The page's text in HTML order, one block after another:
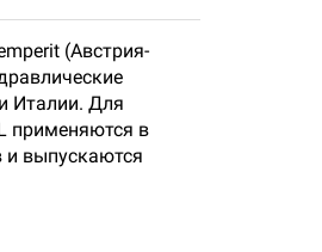
(Австрия-
Италии. Для
применяются в
и выпускаются